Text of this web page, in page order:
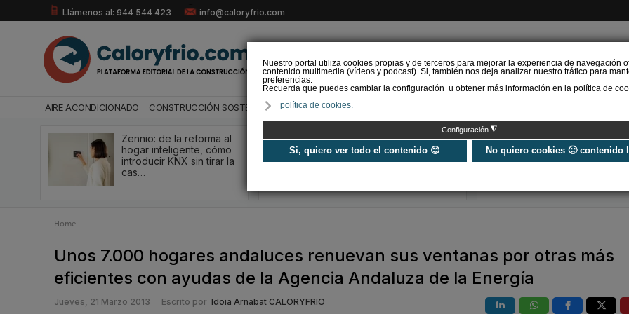
Nuestro portal utiliza cookies propias y de terceros para mejorar la experiencia de navegación
contenido multimedia (vídeos y podcast). Si, también nos deja analizar nuestro tráfico para
preferencias.
Recuerda que puedes cambiar la configuración u obtener más información en la política de
política de cookies.
Configuración ◮
Si, quiero ver todo el contenido 😊 No quiero cookies 🙁 contenido
Llámenos al: 944 544 423 info@caloryfrio.com
AIRE ACONDICIONADO CONSTRUCCIÓN SOSTENIBLE ENERGÍAS RENOVABLES
Zennio: de la reforma al
hogar inteligente, cómo
introducir KNX sin tirar la
cas…
SOPREMA impulsa la
cubierta azul con el
sistema Skywater® y
Siber refuerza
propuesta de
Global
Home
Unos 7.000 hogares andaluces renuevan sus ventanas por otras más
eficientes con ayudas de la Agencia Andaluza de la Energía
Jueves, 21 Marzo 2013 Escrito por Idoia Arnabat CALORYFRIO